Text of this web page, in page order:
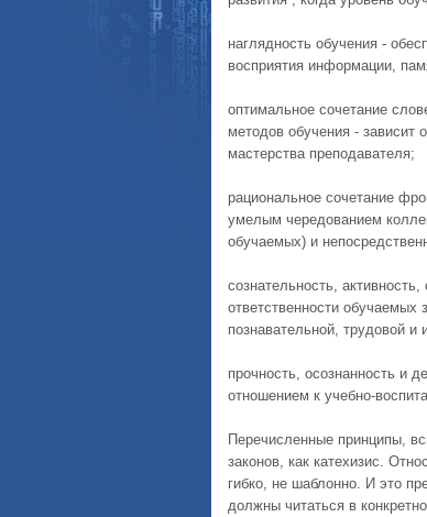
наглядность обучения -
восприятия информации,
оптимальное сочетание
методов обучения - зависит
мастерства преподавателя;
рациональное сочетание
умелым чередованием
обучаемых) и
сознательность,
ответственности обучаемых
познавательной, трудовой и
прочность, осознанность и
отношением к учебно-
Перечисленные принципы,
законов, как катехизис.
гибко, не шаблонно. И это
должны читаться в